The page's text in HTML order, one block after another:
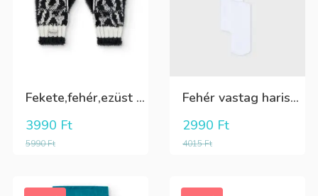
Fekete,fehér,ezüst kötött kesztyű
5990Ft
3990 Ft
Fehér vastag harisnya, puha meleg
4015Ft
2990 Ft